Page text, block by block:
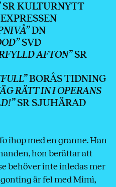
SR KULTURNYTT
DN
SVD
AFTON”SR
BORÅS TIDNING
RÄTT IN I OPERANS
SR SJUHÄRAD
ihop med en granne. Han
hon berättar att
behöver inte inledas mer
är fel med Mimì,